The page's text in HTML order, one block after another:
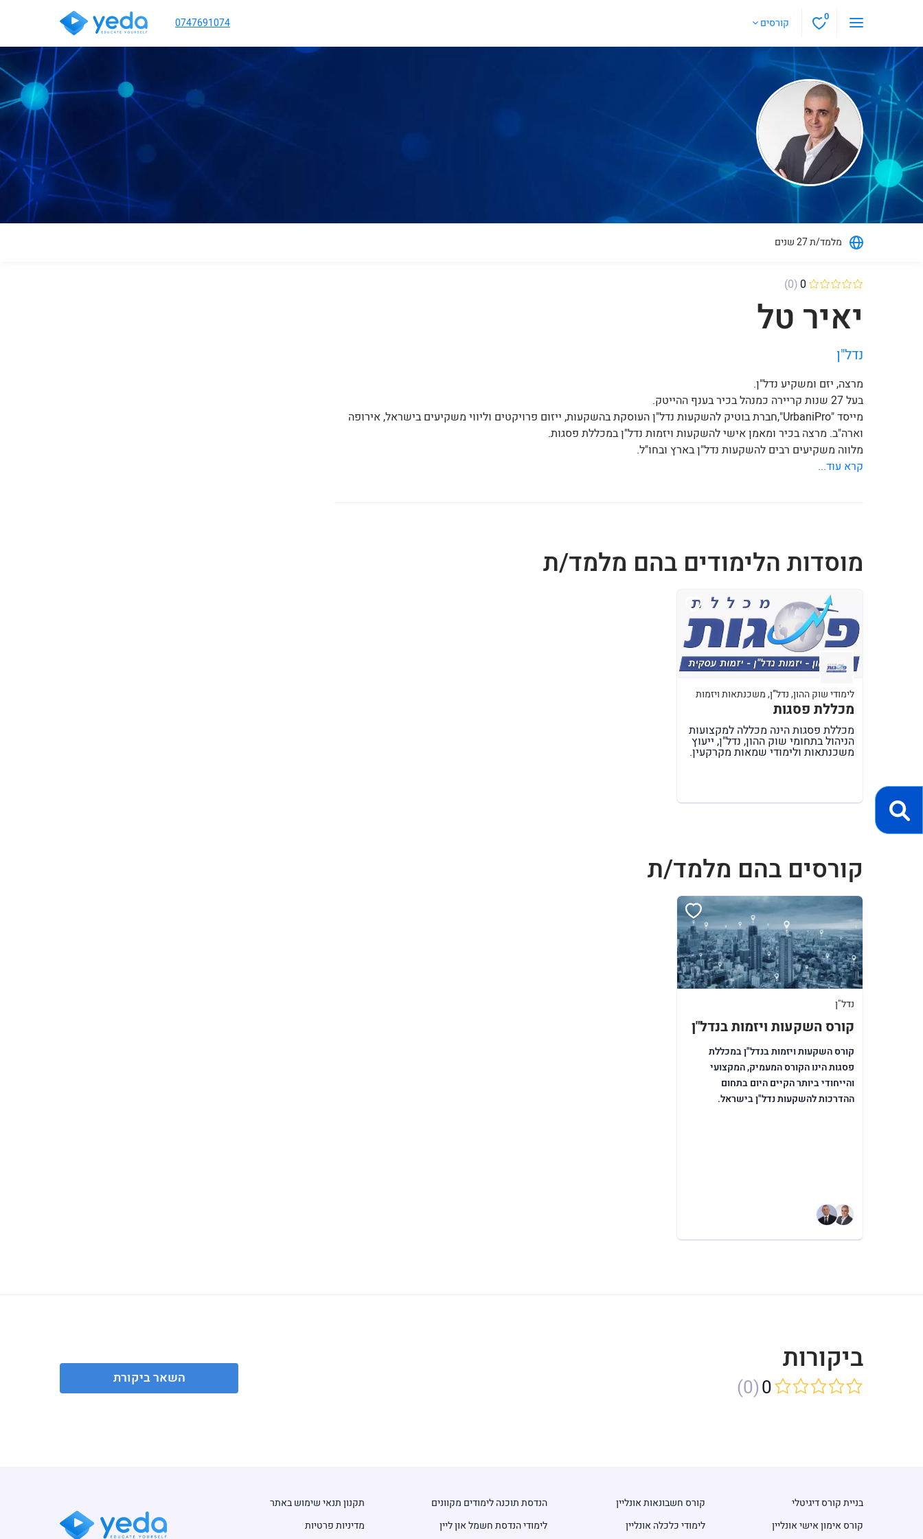
0747691074 קורסים 0
(0) 0
יאיר טל
נדל"ן
מרצה, יזם ומשקיע נדל"ן.
בעל 27 שנות קריירה כמנהל בכיר בענף ההייטק.
מייסד "UrbaniPro",חברת בוטיק להשקעות נדל"ן העוסקת בהשקעות, ייזום פרויקטים וליווי משקיעים בישראל, אירופה
וארה"ב. מרצה בכיר ומאמן אישי להשקעות ויזמות נדל"ן במכללת פסגות.
מלווה משקיעים רבים להשקעות נדל"ן בארץ ובחו"ל.
קרא עוד...
מוסדות הלימודים בהם מלמד/ת
לימודי שוק ההון, נדל”ן, משכנתאות ויזמות
מכללת פסגות
מכללת פסגות הינה מכללה למקצועות
הניהול בתחומי שוק ההון, נדל"ן, ייעוץ
משכנתאות ולימודי שמאות מקרקעין.
קורסים בהם מלמד/ת
נדל"ן
קורס השקעות ויזמות בנדל"ן
קורס השקעות ויזמות בנדל"ן במכללת
פסגות הינו הקורס המעמיק, המקצועי
והייחודי ביותר הקיים היום בתחום
ההדרכות להשקעות נדל"ן בישראל.
ביקורות
(0)0 השאר ביקורת
תקנון תנאי שימוש באתר
מדיניות פרטיות
הנדסת תוכנה לימודים מקוונים
לימודי הנדסת חשמל און ליין
קורס חשבונאות אונליין
לימודי כלכלה אונליין
בניית קורס דיגיטלי
קורס אימון אישי אונליין